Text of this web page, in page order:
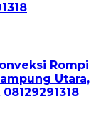
Rompi
Utara,